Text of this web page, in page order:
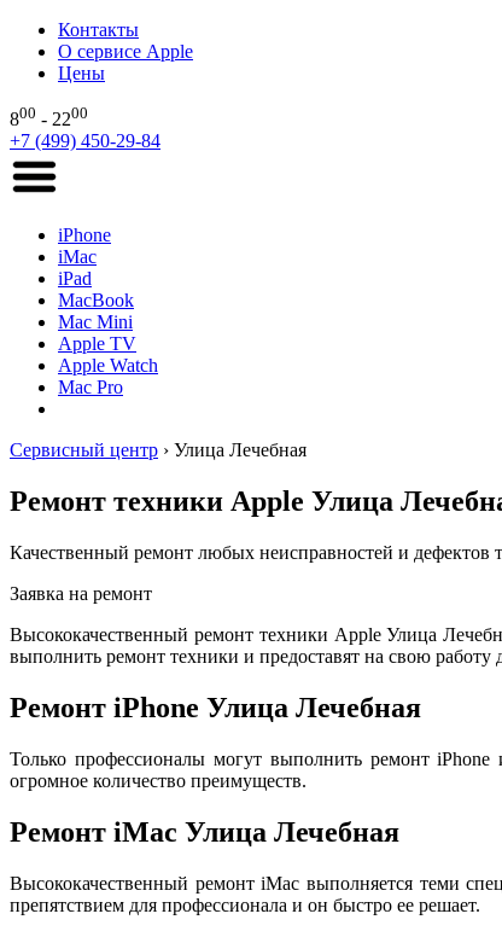
Контакты
О сервисе Apple
Цены
800 - 2200
+7 (499) 450-29-84
iPhone
iMac
iPad
MacBook
Mac Mini
Apple TV
Apple Watch
Mac Pro
Сервисный центр › Улица Лечебная
Ремонт техники Apple Улица
Качественный ремонт любых неисправностей и дефектов
Заявка на ремонт
Высококачественный ремонт техники Apple Улица
выполнить ремонт техники и предоставят на свою
Ремонт iPhone Улица Лечебная
Только профессионалы могут выполнить ремонт
огромное количество преимуществ.
Ремонт iMac Улица Лечебная
Высококачественный ремонт iMac выполняется теми
препятствием для профессионала и он быстро ее решает.